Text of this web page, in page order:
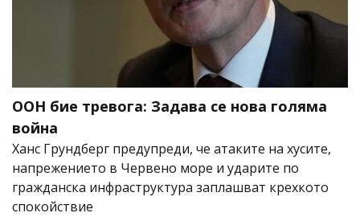
ООН бие тревога: Задава се нова голяма
война
Ханс Грундберг предупреди, че атаките на хусите,
напрежението в Червено море и ударите по
гражданска инфраструктура заплашват крехкото
спокойствие